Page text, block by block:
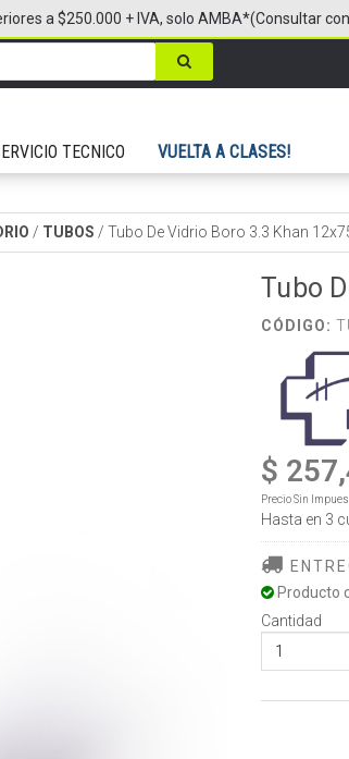
TECNICO VUELTA A CLASES!
a $250.000 + IVA, solo AMBA*(Consultar
/ TUBOS / Tubo De Vidrio Boro 3.3 Khan
Tubo
CÓDIGO:
$
Precio Sin
Hasta en 3
Producto
Cantidad